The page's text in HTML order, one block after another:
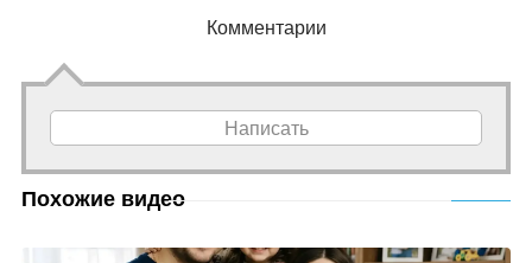
Комментарии
Написать
Похожие видео